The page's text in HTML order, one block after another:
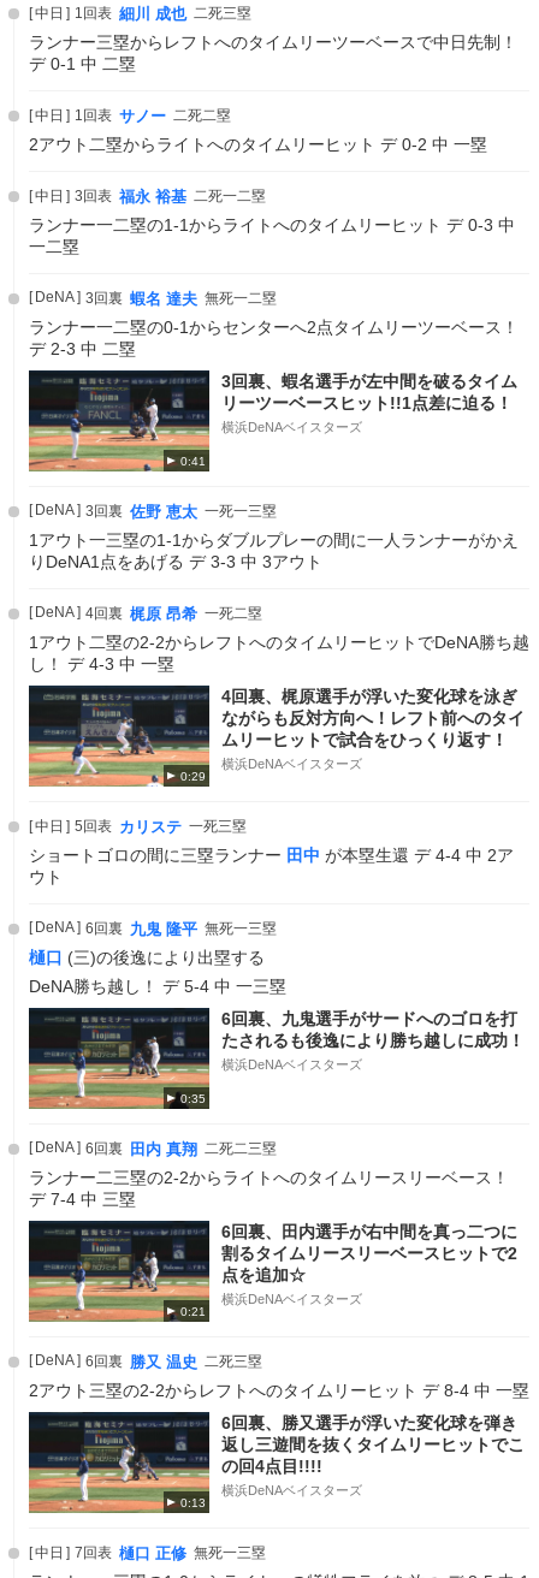
中日 1回表 細川 成也 二死三塁
ランナー三塁からレフトへのタイムリーツーベースで中日先制！
デ 0-1 中 二塁
中日 1回表 サノー 二死二塁
2アウト二塁からライトへのタイムリーヒット デ 0-2 中 一塁
中日 3回表 福永 裕基 二死一二塁
ランナー一二塁の1-1からライトへのタイムリーヒット デ 0-3 中
一二塁
DeNA 3回裏 蝦名 達夫 無死一二塁
ランナー一二塁の0-1からセンターへ2点タイムリーツーベース！
デ 2-3 中 二塁
0:41
3回裏、蝦名選手が左中間を破るタイム
リーツーベースヒット!!1点差に迫る！
横浜DeNAベイスターズ
DeNA 3回裏 佐野 恵太 一死一三塁
1アウト一三塁の1-1からダブルプレーの間に一人ランナーがかえ
りDeNA1点をあげる デ 3-3 中 3アウト
DeNA 4回裏 梶原 昂希 一死二塁
1アウト二塁の2-2からレフトへのタイムリーヒットでDeNA勝ち越
し！ デ 4-3 中 一塁
0:29
4回裏、梶原選手が浮いた変化球を泳ぎ
ながらも反対方向へ！レフト前へのタイ
ムリーヒットで試合をひっくり返す！
横浜DeNAベイスターズ
中日 5回表 カリステ 一死三塁
ショートゴロの間に三塁ランナー 田中 が本塁生還 デ 4-4 中 2ア
ウト
DeNA 6回裏 九鬼 隆平 無死一三塁
樋口 (三)の後逸により出塁する
DeNA勝ち越し！ デ 5-4 中 一三塁
0:35
6回裏、九鬼選手がサードへのゴロを打
たされるも後逸により勝ち越しに成功！
横浜DeNAベイスターズ
DeNA 6回裏 田内 真翔 二死二三塁
ランナー二三塁の2-2からライトへのタイムリースリーベース！
デ 7-4 中 三塁
0:21
6回裏、田内選手が右中間を真っ二つに
割るタイムリースリーベースヒットで2
点を追加☆
横浜DeNAベイスターズ
DeNA 6回裏 勝又 温史 二死三塁
2アウト三塁の2-2からレフトへのタイムリーヒット デ 8-4 中 一塁
0:13
6回裏、勝又選手が浮いた変化球を弾き
返し三遊間を抜くタイムリーヒットでこ
の回4点目!!!!
横浜DeNAベイスターズ
中日 7回表 樋口 正修 無死一三塁